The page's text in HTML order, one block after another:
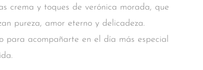
crema y toques de verónica morada, que
pureza, amor eterno y delicadeza.
para acompañarte en el día más especial